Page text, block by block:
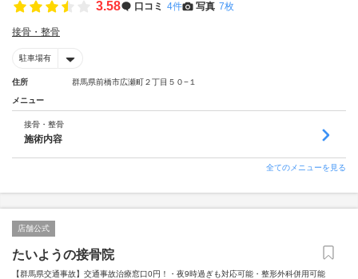
3.58 口コミ 4件 写真 7枚
接骨・整骨
駐車場有
住所 群馬県前橋市広瀬町２丁目５０−１
メニュー
接骨・整骨
施術内容
全てのメニューを見る
店舗公式
たいようの接骨院
【群馬県交通事故】交通事故治療窓口0円！・夜9時過ぎも対応可能・整形外科併用可能